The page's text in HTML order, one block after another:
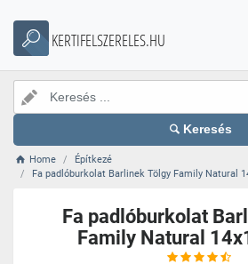
KERTIFELSZERELES.HU
Keresés
Home
Építkezé
Fa padlóburkolat Barlinek Tölgy Family Natural
Fa padlóburkolat
Family Natural